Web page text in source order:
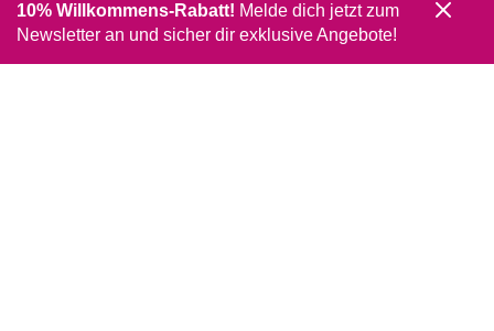
10% Willkommens-Rabatt! Melde dich jetzt zum
Newsletter an und sicher dir exklusive Angebote!